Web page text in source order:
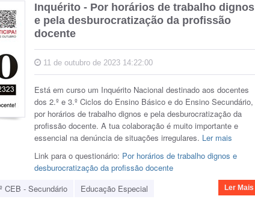
Inquérito - Por horários de trabalho dignos
e pela desburocratização da profissão
docente
11 de outubro de 2023 14:22:00
Está em curso um Inquérito Nacional destinado aos docentes
dos 2.º e 3.º Ciclos do Ensino Básico e do Ensino Secundário,
por horários de trabalho dignos e pela desburocratização da
profissão docente. A tua colaboração é muito importante e
essencial na denúncia de situações irregulares. Ler mais
Link para o questionário: Por horários de trabalho dignos e
desburocratização da profissão docente
CEB - Secundário Educação Especial Ler Mais